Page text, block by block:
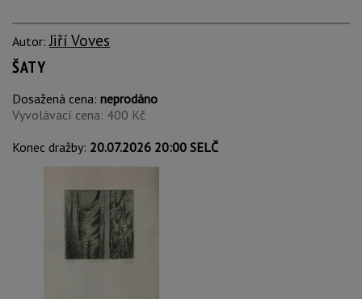
Autor:Jiří Voves
ŠATY
Dosažená cena: neprodáno
Vyvolávací cena: 400 Kč
Konec dražby: 20.07.2026 20:00 SELČ